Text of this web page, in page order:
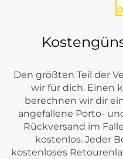
Den größten Teil der
wir für dich. Einen
berechnen wir dir
angefallene Porto-
Rückversand im
kostenlos. Jeder
kostenloses